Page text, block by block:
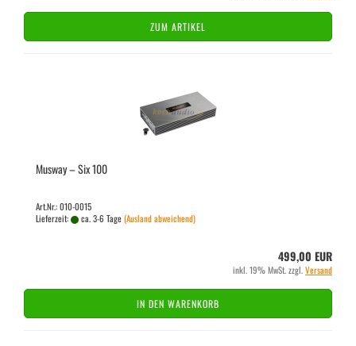
ZUM ARTIKEL
Mus­way – Six 100
Art.Nr.: 010-0015
Lieferzeit:
ca. 3-6 Tage(Ausland abweichend)
499,00 EUR
inkl. 19% MwSt. zzgl.Versand
IN DEN WARENKORB